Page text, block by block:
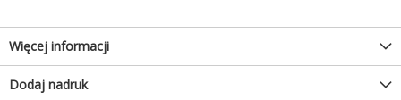
Więcej informacji
Dodaj nadruk